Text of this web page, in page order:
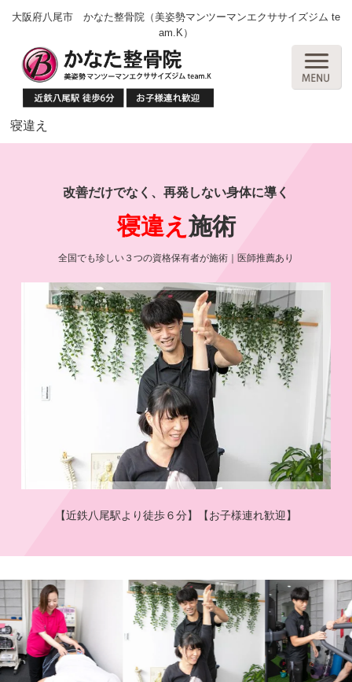
大阪府八尾市 かなた整骨院（美姿勢マンツーマンエクササイズジム te
am.K）
寝違え
改善だけでなく、再発しない身体に導く
寝違え 施術
全国でも珍しい３つの資格保有者が施術｜医師推薦あり
【近鉄八尾駅より徒歩６分】【お子様連れ歓迎】